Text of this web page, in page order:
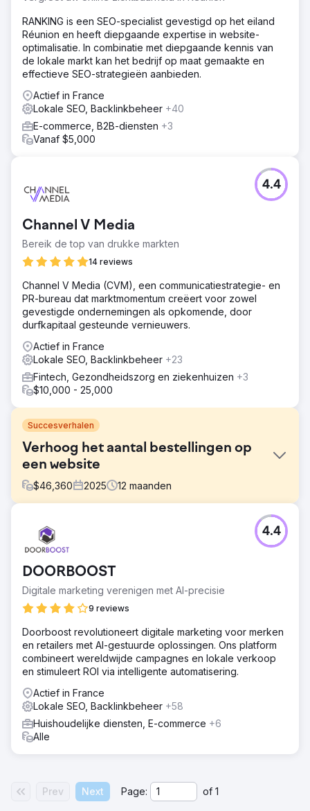
RANKING is een SEO-specialist gevestigd op het eiland
Réunion en heeft diepgaande expertise in website-
optimalisatie. In combinatie met diepgaande kennis van
de lokale markt kan het bedrijf op maat gemaakte en
effectieve SEO-strategieën aanbieden.
Actief in France
Lokale SEO, Backlinkbeheer +40
E-commerce, B2B-diensten +3
Vanaf $5,000
Channel V Media
Bereik de top van drukke markten
14 reviews
4.4
Channel V Media (CVM), een communicatiestrategie- en
PR-bureau dat marktmomentum creëert voor zowel
gevestigde ondernemingen als opkomende, door
durfkapitaal gesteunde vernieuwers.
Actief in France
Lokale SEO, Backlinkbeheer +23
Fintech, Gezondheidszorg en ziekenhuizen +3
$10,000 - 25,000
Succesverhalen
Verhoog het aantal bestellingen op
een website
$46,360 2025 12 maanden
Het ondersteunen van een e-commercebedrijf bij het
ontwikkelen van de verkoop van een breed
Implementatie van een grootschalige SEO-strategie voor
de positionering van de gehele productcatalogus:
productpagina's en structurering van een samenhangend
intern linknetwerk.
Resultaat
van het aantal bezoekers en een autoriteitsscore die
steeg van 16 naar 19. Bovenal was er een omzetgroei van
+43,3%, gedreven door een toename van de
gemiddelde besteding per klant en acquisitiekosten die
DOORBOOST
Digitale marketing verenigen met AI-precisie
9 reviews
4.4
Doorboost revolutioneert digitale marketing voor merken
en retailers met AI-gestuurde oplossingen. Ons platform
combineert wereldwijde campagnes en lokale verkoop
en stimuleert ROI via intelligente automatisering.
Actief in France
Lokale SEO, Backlinkbeheer +58
Huishoudelijke diensten, E-commerce +6
Alle
Prev Next Page: of 1